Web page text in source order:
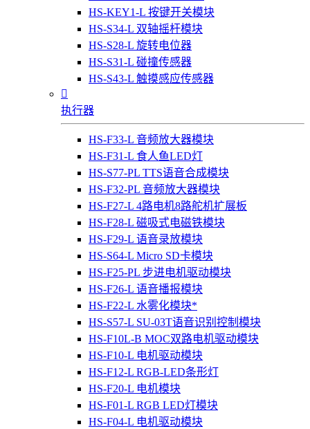
HS-KEY1-L 按键开关模块
HS-S34-L 双轴摇杆模块
HS-S28-L 旋转电位器
HS-S31-L 碰撞传感器
HS-S43-L 触摸感应传感器

执行器
HS-F33-L 音频放大器模块
HS-F31-L 食人鱼LED灯
HS-S77-PL TTS语音合成模块
HS-F32-PL 音频放大器模块
HS-F27-L 4路电机8路舵机扩展板
HS-F28-L 磁吸式电磁铁模块
HS-F29-L 语音录放模块
HS-S64-L Micro SD卡模块
HS-F25-PL 步进电机驱动模块
HS-F26-L 语音播报模块
HS-F22-L 水雾化模块*
HS-S57-L SU-03T语音识别控制模块
HS-F10L-B MOC双路电机驱动模块
HS-F10-L 电机驱动模块
HS-F12-L RGB-LED条形灯
HS-F20-L 电机模块
HS-F01-L RGB LED灯模块
HS-F04-L 电机驱动模块